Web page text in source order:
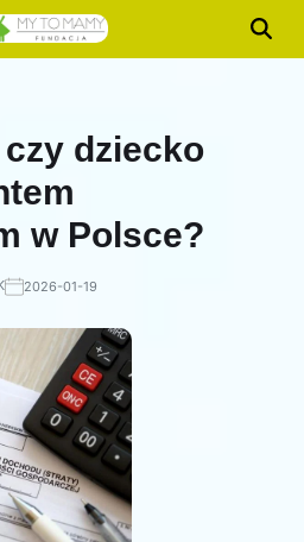
dziecko
w Polsce?
2026-01-19